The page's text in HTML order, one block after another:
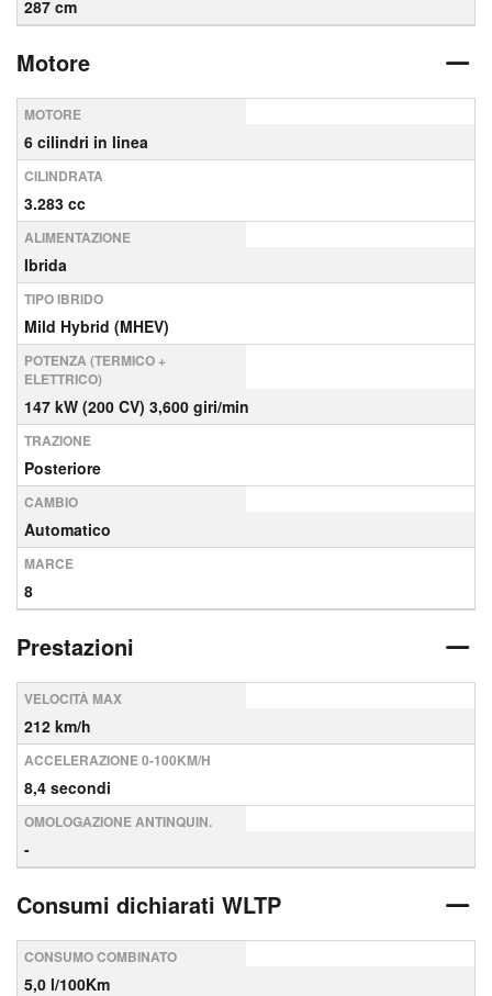
287 cm
Motore
MOTORE
6 cilindri in linea
CILINDRATA
3.283 cc
ALIMENTAZIONE
Ibrida
TIPO IBRIDO
Mild Hybrid (MHEV)
POTENZA (TERMICO +
ELETTRICO)
147 kW (200 CV) 3,600 giri/min
TRAZIONE
Posteriore
CAMBIO
Automatico
MARCE
8
Prestazioni
VELOCITÀ MAX
212 km/h
ACCELERAZIONE 0-100KM/H
8,4 secondi
OMOLOGAZIONE ANTINQUIN.
-
Consumi dichiarati WLTP
CONSUMO COMBINATO
5,0 l/100Km